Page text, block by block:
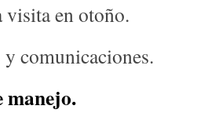
en otoño.
comunicaciones.
manejo.